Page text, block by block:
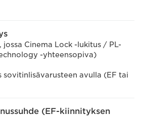
jossa Cinema Lock -lukitus / PL-
-yhteensopiva)
avulla (EF tai
(EF-kiinnityksen